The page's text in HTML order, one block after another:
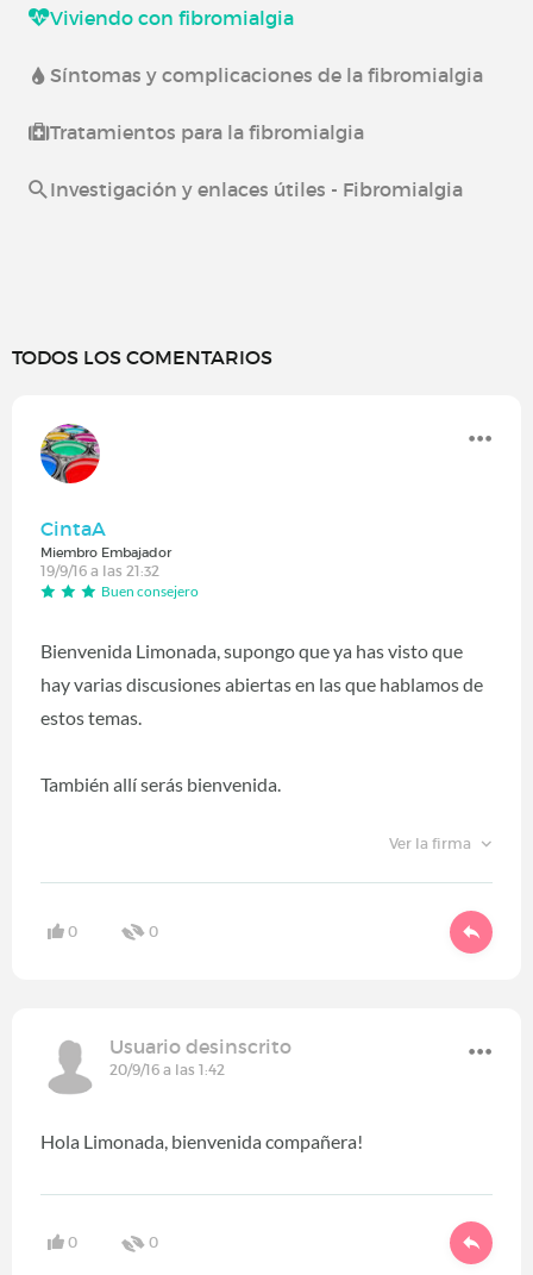
Viviendo con fibromialgia
Síntomas y complicaciones de la fibromialgia
Tratamientos para la fibromialgia
Investigación y enlaces útiles - Fibromialgia
TODOS LOS COMENTARIOS
CintaA
Miembro Embajador
19/9/16 a las 21:32
Buen consejero
Bienvenida Limonada, supongo que ya has visto que
hay varias discusiones abiertas en las que hablamos de
estos temas.
También allí serás bienvenida.
Ver la firma
0 0
Usuario desinscrito
20/9/16 a las 1:42
Hola Limonada, bienvenida compañera!
0 0